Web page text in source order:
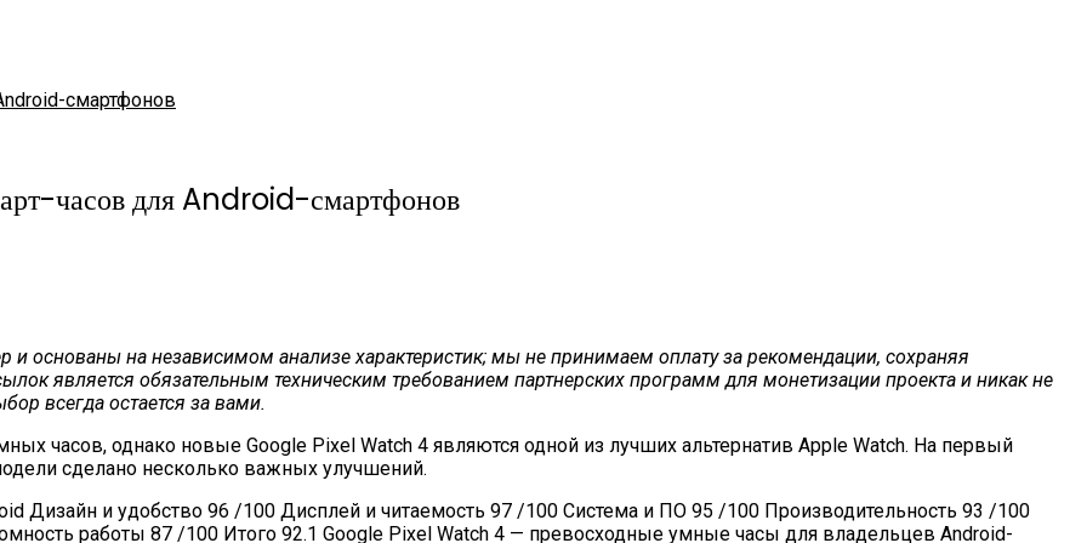
смартфонов
часов для Android-смартфонов
основаны на независимом анализе характеристик; мы не принимаем оплату за рекомендации, сохраняя
является обязательным техническим требованием партнерских программ для монетизации проекта и никак не
всегда остается за вами.
часов, однако новые Google Pixel Watch 4 являются одной из лучших альтернатив Apple Watch. На первый
сделано несколько важных улучшений.
Дизайн и удобство 96 /100 Дисплей и читаемость 97 /100 Система и ПО 95 /100 Производительность 93 /100
работы 87 /100 Итого 92.1 Google Pixel Watch 4 — превосходные умные часы для владельцев Android-